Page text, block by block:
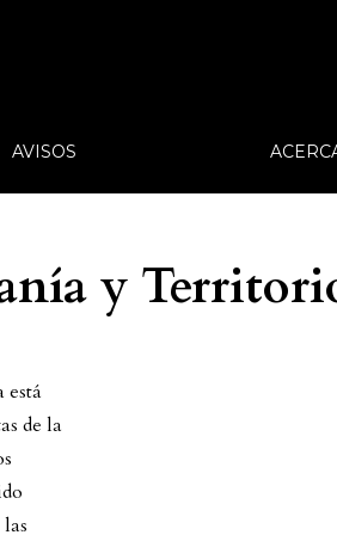
AVISOS
y
está
de la